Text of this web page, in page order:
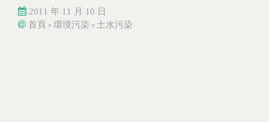
2011 年 11 月 10 日
首頁 » 環境污染 » 土水污染